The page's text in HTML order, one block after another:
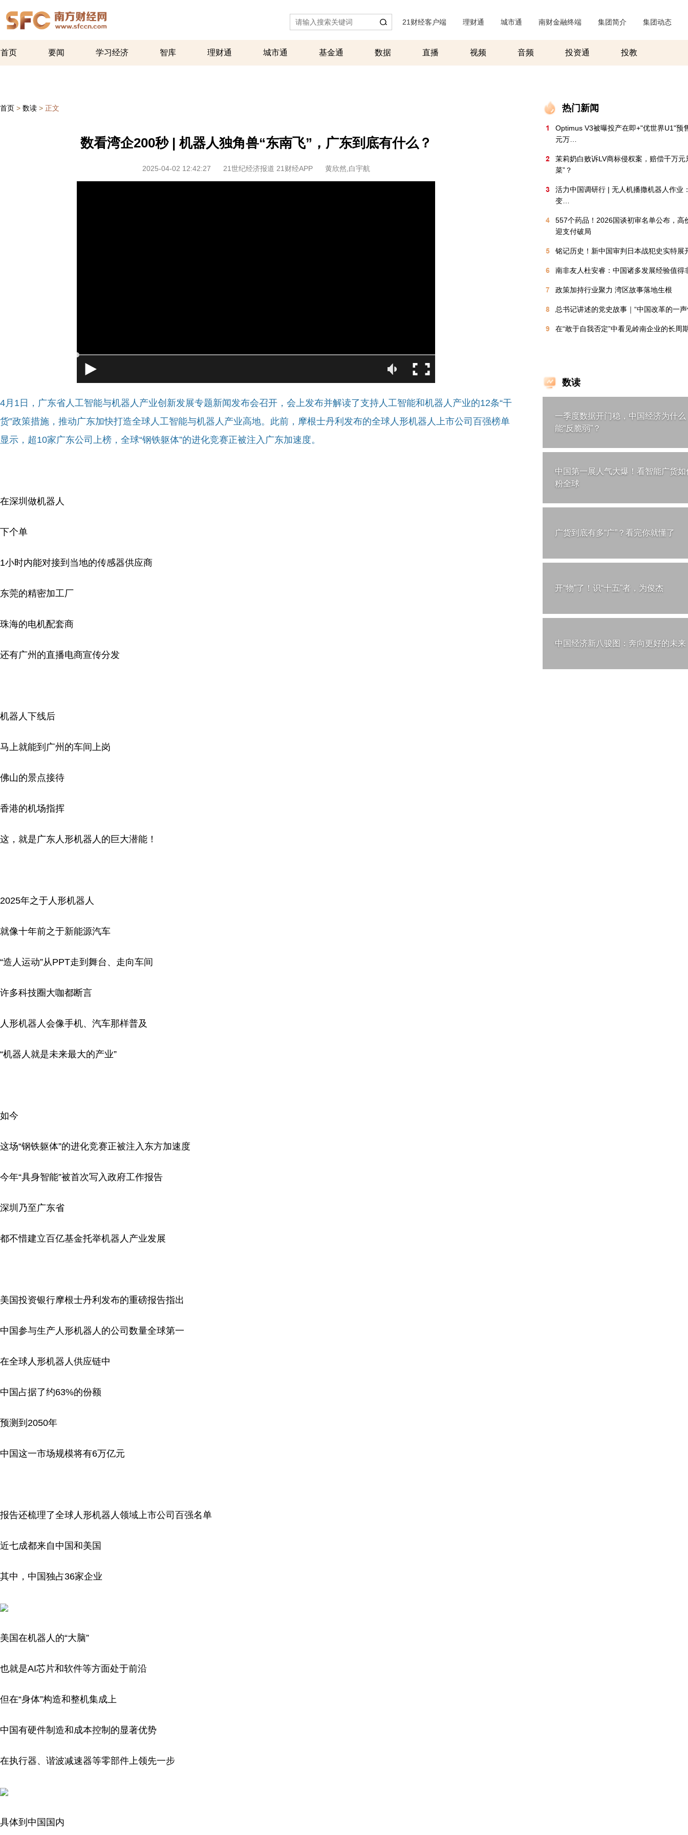
21财经客户端 理财通 城市通 南财金融终端 集团简介 集团动态
首页 要闻 学习经济 智库 理财通 城市通 基金通 数据 直播 视频 音频 投资通 投教
首页 > 数读 > 正文
数看湾企200秒 | 机器人独角兽“东南飞”，广东到底有什么？
2025-04-02 12:42:27 21世纪经济报道 21财经APP 黄欣然,白宇航
4月1日，广东省人工智能与机器人产业创新发展专题新闻发布会召开，会上发布并解读了支持人工智能和机器人产业的12条“干
货”政策措施，推动广东加快打造全球人工智能与机器人产业高地。此前，摩根士丹利发布的全球人形机器人上市公司百强榜单
显示，超10家广东公司上榜，全球“钢铁躯体”的进化竞赛正被注入广东加速度。
在深圳做机器人
下个单
1小时内能对接到当地的传感器供应商
东莞的精密加工厂
珠海的电机配套商
还有广州的直播电商宣传分发
机器人下线后
马上就能到广州的车间上岗
佛山的景点接待
香港的机场指挥
这，就是广东人形机器人的巨大潜能！
2025年之于人形机器人
就像十年前之于新能源汽车
“造人运动”从PPT走到舞台、走向车间
许多科技圈大咖都断言
人形机器人会像手机、汽车那样普及
“机器人就是未来最大的产业”
如今
这场“钢铁躯体”的进化竞赛正被注入东方加速度
今年“具身智能”被首次写入政府工作报告
深圳乃至广东省
都不惜建立百亿基金托举机器人产业发展
美国投资银行摩根士丹利发布的重磅报告指出
中国参与生产人形机器人的公司数量全球第一
在全球人形机器人供应链中
中国占据了约63%的份额
预测到2050年
中国这一市场规模将有6万亿元
报告还梳理了全球人形机器人领域上市公司百强名单
近七成都来自中国和美国
其中，中国独占36家企业
美国在机器人的“大脑”
也就是AI芯片和软件等方面处于前沿
但在“身体”构造和整机集成上
中国有硬件制造和成本控制的显著优势
在执行器、谐波减速器等零部件上领先一步
具体到中国国内
热门新闻
1
Optimus V3被曝投产在即+"优世界U1"预
元万…
2
茉莉奶白败诉LV商标侵权案，赔偿千万元
菜”？
3
活力中国调研行 | 无人机播撒机器人作业
变…
4
557个药品！2026国谈初审名单公布，高
迎支付破局
5 铭记历史！新中国审判日本战犯史实特展
6 南非友人杜安睿：中国诸多发展经验值得
7 政策加持行业聚力 湾区故事落地生根
8 总书记讲述的党史故事｜“中国改革的一声
9 在“敢于自我否定”中看见岭南企业的长周
数读
一季度数据开门稳，中国经济为什么
能“反脆弱”？
中国第一展人气大爆！看智能广货如
粉全球
广货到底有多“广”？看完你就懂了
开“物”了！识“十五”者，为俊杰
中国经济新八骏图：奔向更好的未来